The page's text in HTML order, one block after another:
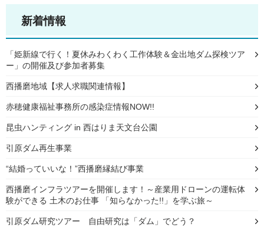
新着情報
「姫新線で行く！夏休みわくわく工作体験＆金出地ダム探検ツア
ー」の開催及び参加者募集
西播磨地域【求人求職関連情報】
赤穂健康福祉事務所の感染症情報NOW!!
昆虫ハンティング in 西はりま天文台公園
引原ダム再生事業
“結婚っていいな！”西播磨縁結び事業
西播磨インフラツアーを開催します！～産業用ドローンの運転体
験ができる 土木のお仕事 「知らなかった!!」を学ぶ旅～
引原ダム研究ツアー 自由研究は「ダム」でどう？